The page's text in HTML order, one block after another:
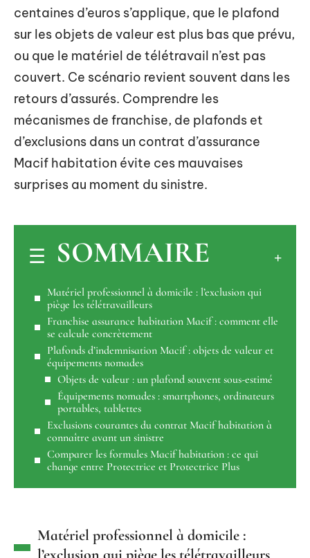
centaines d’euros s’applique, que le plafond
sur les objets de valeur est plus bas que prévu,
ou que le matériel de télétravail n’est pas
couvert. Ce scénario revient souvent dans les
retours d’assurés. Comprendre les
mécanismes de franchise, de plafonds et
d’exclusions dans un contrat d’assurance
Macif habitation évite ces mauvaises
surprises au moment du sinistre.
SOMMAIRE
Matériel professionnel à domicile : l’exclusion qui
piège les télétravailleurs
Franchise assurance habitation Macif : comment elle
se calcule concrètement
Plafonds d’indemnisation Macif : objets de valeur et
équipements nomades
Objets de valeur : un plafond souvent sous-estimé
Équipements nomades : smartphones, ordinateurs
portables, tablettes
Exclusions courantes du contrat Macif habitation à
connaître avant un sinistre
Comparer les formules Macif habitation : ce qui
change entre Protectrice et Protectrice Plus
Matériel professionnel à domicile :